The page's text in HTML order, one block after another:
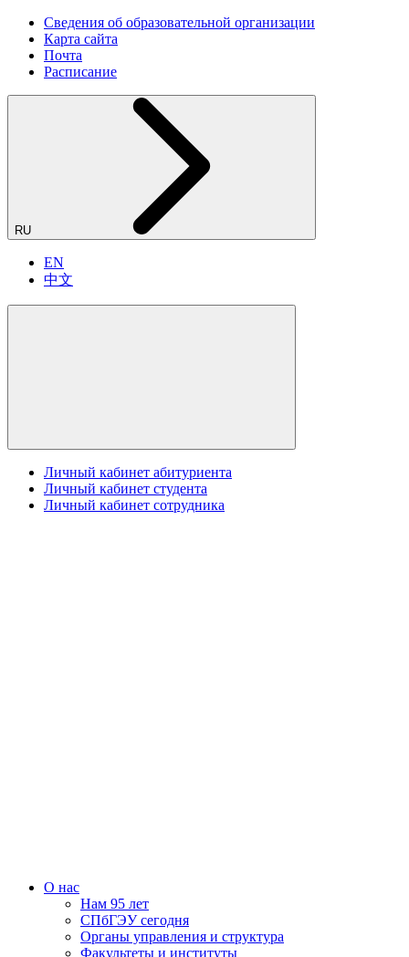
Сведения об образовательной организации
Карта сайта
Почта
Расписание
RU
EN
中文
Личный кабинет абитуриента
Личный кабинет студента
Личный кабинет сотрудника
О нас
Нам 95 лет
СПбГЭУ сегодня
Органы управления и структура
Факультеты и институты